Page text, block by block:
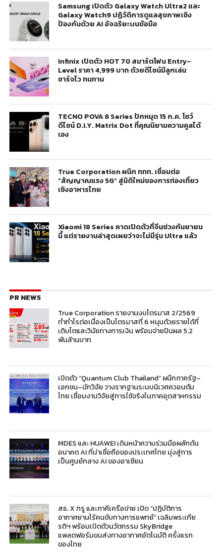
Samsung เปิดตัว Galaxy Watch Ultra2 และ
Galaxy Watch9 ปฏิวัติการดูแลสุขภาพเชิง
ป้องกันด้วย AI อัจฉริยะบนข้อมือ
Infinix เปิดตัว HOT 70 สมาร์ตโฟน Entry-
Level ราคา 4,999 บาท ด้วยดีไซน์มีลูกเล่น
ชาร์จไว ทนทาน
TECNO POVA 8 Series ปักหมุด 15 ก.ค. โชว์
ดีไซน์ D.I.Y. Matrix Dot ที่คุณนิยามความคูลได้
เอง
True Corporation ผนึก ททท. เชื่อมต่อ
“สัญญาณแรง 5G” สู่มิติใหม่ของการท่องเที่ยว
เชิงอาหารไทย
Xiaomi 18 Series คาดเปิดตัวที่จีนช่วงกันยายน
นี้ แต่รายงานล่าสุดเผยว่าจะไม่มีรุ่น Ultra แล้ว
PR NEWS
True Corporation รายงานงบไตรมาส 2/2569
ทำกำไรต่อเนื่องเป็นไตรมาสที่ 6 หนุนด้วยรายได้ที่
เติบโตและวินัยทางการเงิน พร้อมจ่ายปันผล 5.2
พันล้านบาท
เปิดตัว “Quantum Club Thailand” ผนึกภาครัฐ–
เอกชน–นักวิจัย วางรากฐานระบบนิเวศควอนตัม
ไทย เชื่อมงานวิจัยสู่การใช้จริงในภาคอุตสาหกรรม
MDES และ HUAWEI เดินหน้าความร่วมมือผลักดัน
อนาคต AI ที่น่าเชื่อถือของประเทศไทย มุ่งสู่การ
เป็นศูนย์กลาง AI ของอาเซียน
สธ. X ทรู และภาคีเครือข่าย เปิด “ปฏิบัติการ
อากาศยานไร้คนขับทางการแพทย์” เฉลิมพระเกีย
รติฯ พร้อมเปิดตัวนวัตกรรม SkyBridge
แพลตฟอร์มขนส่งทางอากาศอัตโนมัติ ครั้งแรก
ของไทย